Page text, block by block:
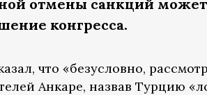
отмены санкций
конгресса.
что «безусловно,
Анкаре, назвав Турцию